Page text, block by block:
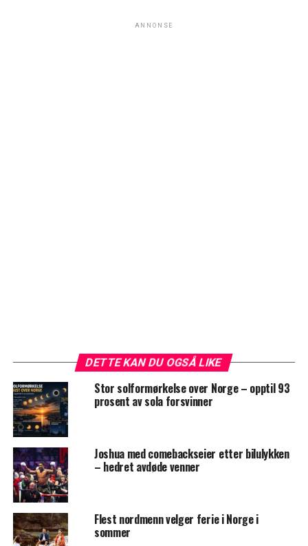
ANNONSE
DETTE KAN DU OGSÅ LIKE
Stor solformørkelse over Norge – opptil 93
prosent av sola forsvinner
Joshua med comebackseier etter bilulykken
– hedret avdøde venner
Flest nordmenn velger ferie i Norge i
sommer